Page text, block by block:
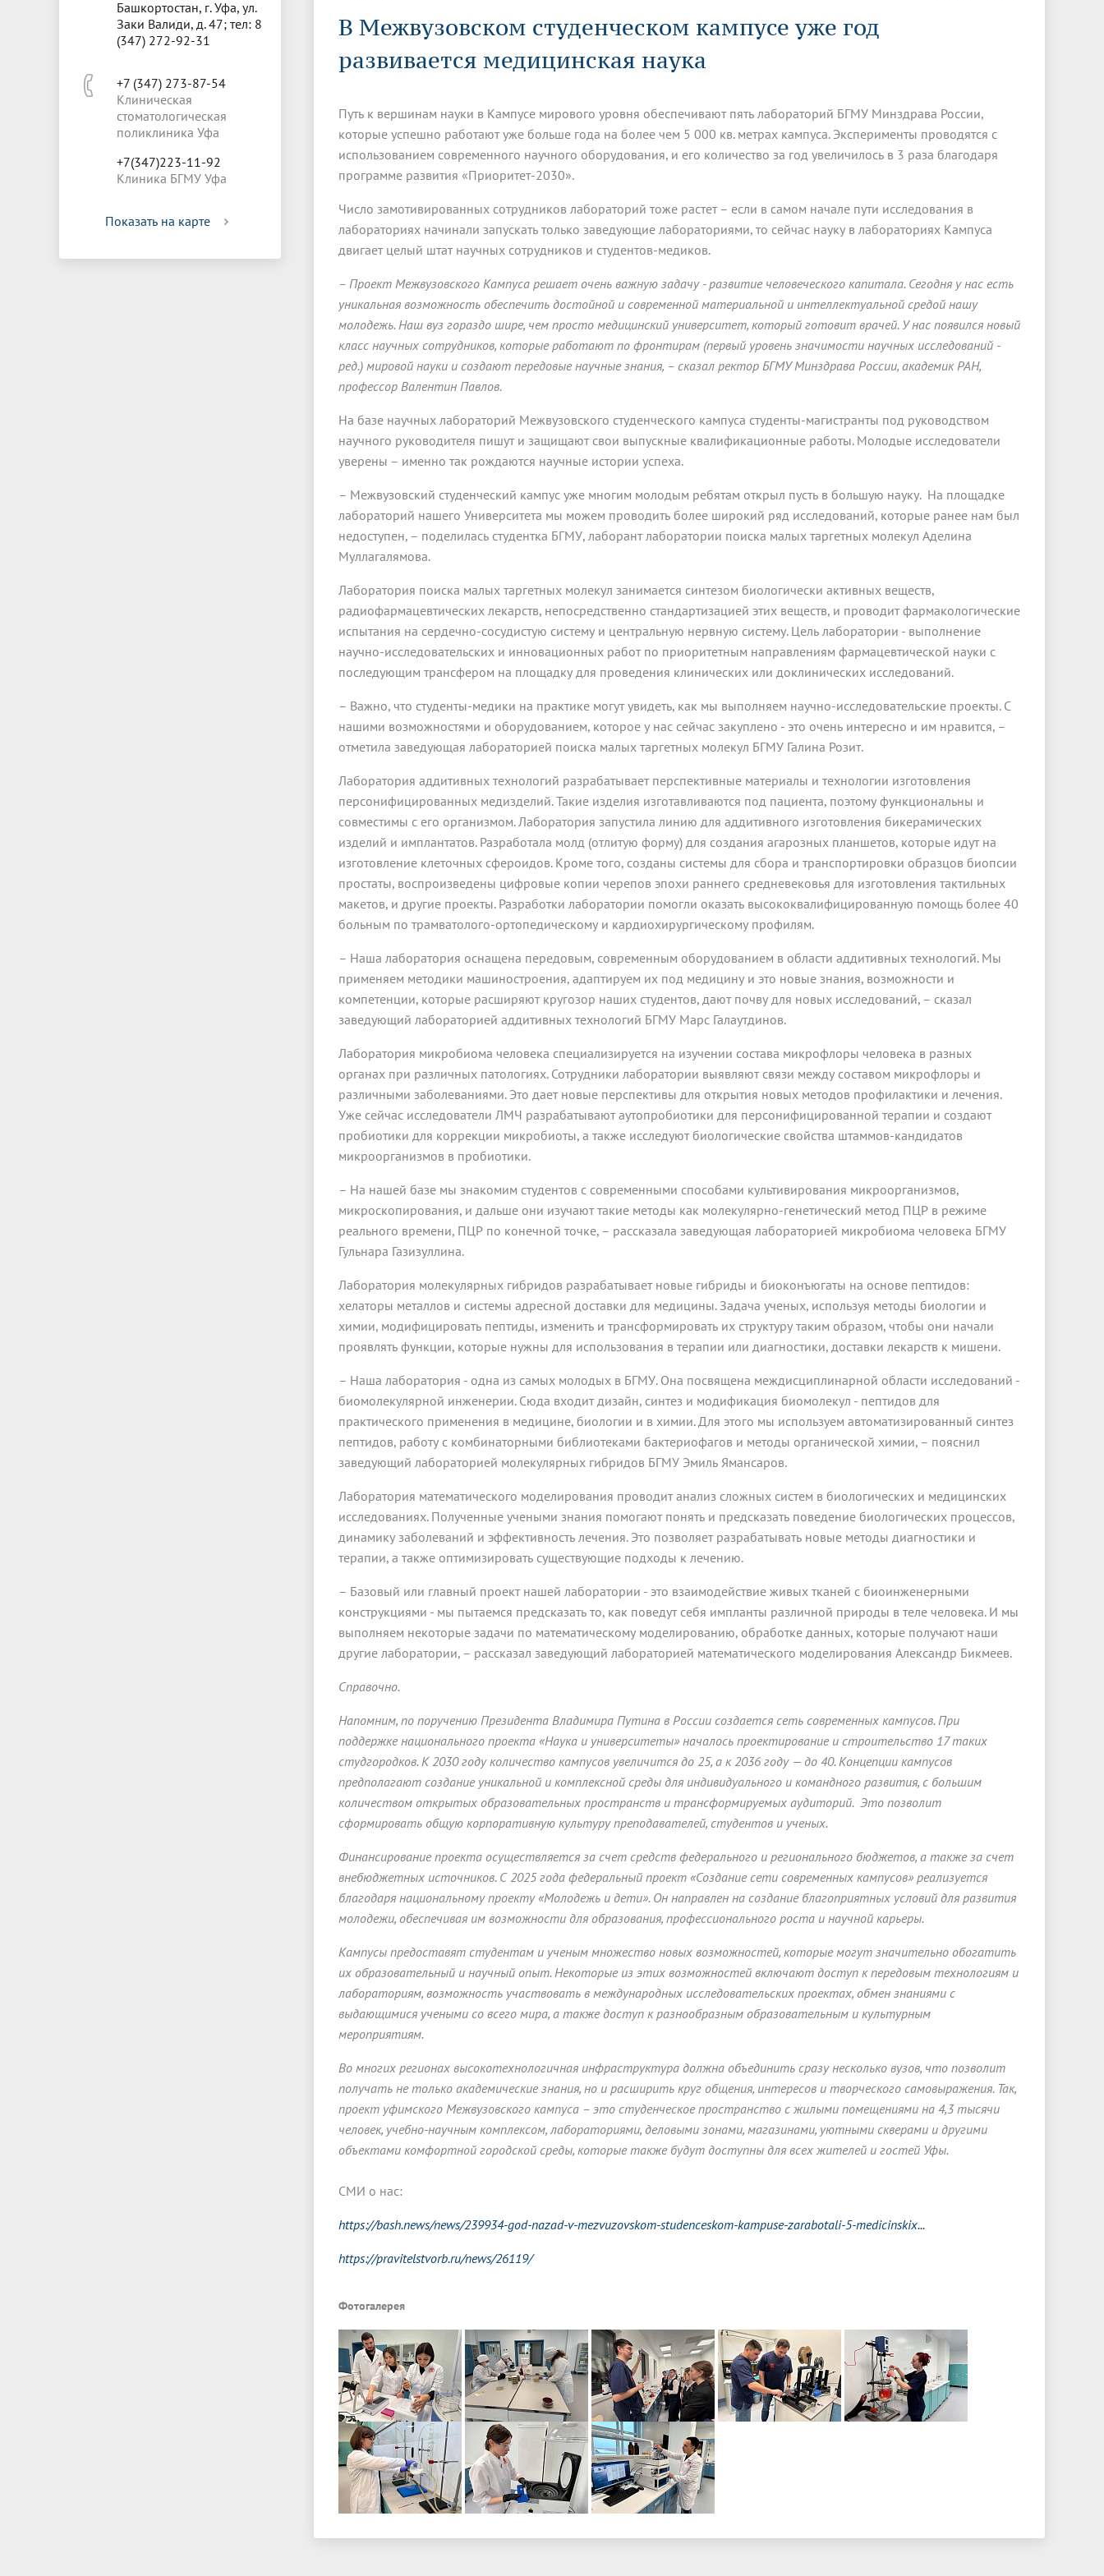
Электронный ящик доверия
Комплексная программа развития
БГМУ
Антитеррор
Сведения об образовательной
организации
Обращение граждан Фотогалерея
Видеогалерея
Эндаумент
Вопрос-ответ
Управление международной
деятельности
Федеральный аккредитационный
центр
Научно-образовательный
медицинский кластер
«Нижневолжский»
Государственная итоговая аттестация
Информация для инвалидов и лиц с
ограниченными возможностями
Информация для студентов Я-профессионал
Всероссийская студенческая
олимпиада по хирургии с
международным участием
Медицинский инспектор
Онлайн обучение
Социальная работа в системе
Электронная учебная библиотека
образования
Профессиональное обучение
проекты
здравоохранения
Итоги научно-исследовательской
работы
Клинические исследования и
испытания, ЛЭК
Диссертационные советы
Докторантура
Аспирантура
Конференции и форумы
Проблемные научные комиссии
БГМУ в рейтингах университетов
Управление инновационной
деятельности
Публикационная активность
Институт урологии и клинической
Репозиторий БГМУ Евразийский НОЦ
Санаторий-профилакторий БГМУ
Совет обучающихся
Ассоциация выпускников Работа музеев на кафедрах
Выпускники БГМУ – ветераны ВОВ
Медиа центр БГМУ - ВУЗ здорового образа жизни
Жизнь иностранных студентов БГМУ
Великой Отечественной войне
Первых» БГМУ
Альманах "Исторический вестник"
Башкортостан, г. Уфа, ул.
Заки Валиди, д. 47; тел: 8
(347) 272-92-31
+7 (347) 273-87-54
Клиническая
стоматологическая
поликлиника Уфа
+7(347)223-11-92
Клиника БГМУ Уфа
Показать на карте
В Межвузовском студенческом кампусе уже год
развивается медицинская наука
Путь к вершинам науки в Кампусе мирового уровня обеспечивают пять лабораторий БГМУ Минздрава России,
которые успешно работают уже больше года на более чем 5 000 кв. метрах кампуса. Эксперименты проводятся с
использованием современного научного оборудования, и его количество за год увеличилось в 3 раза благодаря
программе развития «Приоритет-2030».
Число замотивированных сотрудников лабораторий тоже растет – если в самом начале пути исследования в
лабораториях начинали запускать только заведующие лабораториями, то сейчас науку в лабораториях Кампуса
двигает целый штат научных сотрудников и студентов-медиков.
– Проект Межвузовского Кампуса решает очень важную задачу - развитие человеческого капитала. Сегодня у нас есть
уникальная возможность обеспечить достойной и современной материальной и интеллектуальной средой нашу
молодежь. Наш вуз гораздо шире, чем просто медицинский университет, который готовит врачей. У нас появился новый
класс научных сотрудников, которые работают по фронтирам (первый уровень значимости научных исследований -
ред.) мировой науки и создают передовые научные знания, – сказал ректор БГМУ Минздрава России, академик РАН,
профессор Валентин Павлов.
На базе научных лабораторий Межвузовского студенческого кампуса студенты-магистранты под руководством
научного руководителя пишут и защищают свои выпускные квалификационные работы. Молодые исследователи
уверены – именно так рождаются научные истории успеха.
– Межвузовский студенческий кампус уже многим молодым ребятам открыл пусть в большую науку. На площадке
лабораторий нашего Университета мы можем проводить более широкий ряд исследований, которые ранее нам был
недоступен, – поделилась студентка БГМУ, лаборант лаборатории поиска малых таргетных молекул Аделина
Муллагалямова.
Лаборатория поиска малых таргетных молекул занимается синтезом биологически активных веществ,
радиофармацевтических лекарств, непосредственно стандартизацией этих веществ, и проводит фармакологические
испытания на сердечно-сосудистую систему и центральную нервную систему. Цель лаборатории - выполнение
научно-исследовательских и инновационных работ по приоритетным направлениям фармацевтической науки с
последующим трансфером на площадку для проведения клинических или доклинических исследований.
– Важно, что студенты-медики на практике могут увидеть, как мы выполняем научно-исследовательские проекты. С
нашими возможностями и оборудованием, которое у нас сейчас закуплено - это очень интересно и им нравится, –
отметила заведующая лабораторией поиска малых таргетных молекул БГМУ Галина Розит.
Лаборатория аддитивных технологий разрабатывает перспективные материалы и технологии изготовления
персонифицированных медизделий. Такие изделия изготавливаются под пациента, поэтому функциональны и
совместимы с его организмом. Лаборатория запустила линию для аддитивного изготовления бикерамических
изделий и имплантатов. Разработала молд (отлитую форму) для создания агарозных планшетов, которые идут на
изготовление клеточных сфероидов. Кроме того, созданы системы для сбора и транспортировки образцов биопсии
простаты, воспроизведены цифровые копии черепов эпохи раннего средневековья для изготовления тактильных
макетов, и другие проекты. Разработки лаборатории помогли оказать высококвалифицированную помощь более 40
больным по трамватолого-ортопедическому и кардиохирургическому профилям.
– Наша лаборатория оснащена передовым, современным оборудованием в области аддитивных технологий. Мы
применяем методики машиностроения, адаптируем их под медицину и это новые знания, возможности и
компетенции, которые расширяют кругозор наших студентов, дают почву для новых исследований, – сказал
заведующий лабораторией аддитивных технологий БГМУ Марс Галаутдинов.
Лаборатория микробиома человека специализируется на изучении состава микрофлоры человека в разных
органах при различных патологиях. Сотрудники лаборатории выявляют связи между составом микрофлоры и
различными заболеваниями. Это дает новые перспективы для открытия новых методов профилактики и лечения.
Уже сейчас исследователи ЛМЧ разрабатывают аутопробиотики для персонифицированной терапии и создают
пробиотики для коррекции микробиоты, а также исследуют биологические свойства штаммов-кандидатов
микроорганизмов в пробиотики.
– На нашей базе мы знакомим студентов с современными способами культивирования микроорганизмов,
микроскопирования, и дальше они изучают такие методы как молекулярно-генетический метод ПЦР в режиме
реального времени, ПЦР по конечной точке, – рассказала заведующая лабораторией микробиома человека БГМУ
Гульнара Газизуллина.
Лаборатория молекулярных гибридов разрабатывает новые гибриды и биоконъюгаты на основе пептидов:
хелаторы металлов и системы адресной доставки для медицины. Задача ученых, используя методы биологии и
химии, модифицировать пептиды, изменить и трансформировать их структуру таким образом, чтобы они начали
проявлять функции, которые нужны для использования в терапии или диагностики, доставки лекарств к мишени.
– Наша лаборатория - одна из самых молодых в БГМУ. Она посвящена междисциплинарной области исследований -
биомолекулярной инженерии. Сюда входит дизайн, синтез и модификация биомолекул - пептидов для
практического применения в медицине, биологии и в химии. Для этого мы используем автоматизированный синтез
пептидов, работу с комбинаторными библиотеками бактериофагов и методы органической химии, – пояснил
заведующий лабораторией молекулярных гибридов БГМУ Эмиль Ямансаров.
Лаборатория математического моделирования проводит анализ сложных систем в биологических и медицинских
исследованиях. Полученные учеными знания помогают понять и предсказать поведение биологических процессов,
динамику заболеваний и эффективность лечения. Это позволяет разрабатывать новые методы диагностики и
терапии, а также оптимизировать существующие подходы к лечению.
– Базовый или главный проект нашей лаборатории - это взаимодействие живых тканей с биоинженерными
конструкциями - мы пытаемся предсказать то, как поведут себя импланты различной природы в теле человека. И мы
выполняем некоторые задачи по математическому моделированию, обработке данных, которые получают наши
другие лаборатории, – рассказал заведующий лабораторией математического моделирования Александр Бикмеев.
Справочно.
Напомним, по поручению Президента Владимира Путина в России создается сеть современных кампусов. При
поддержке национального проекта «Наука и университеты» началось проектирование и строительство 17 таких
студгородков. К 2030 году количество кампусов увеличится до 25, а к 2036 году — до 40. Концепции кампусов
предполагают создание уникальной и комплексной среды для индивидуального и командного развития, с большим
количеством открытых образовательных пространств и трансформируемых аудиторий. Это позволит
сформировать общую корпоративную культуру преподавателей, студентов и ученых.
Финансирование проекта осуществляется за счет средств федерального и регионального бюджетов, а также за счет
внебюджетных источников. С 2025 года федеральный проект «Создание сети современных кампусов» реализуется
благодаря национальному проекту «Молодежь и дети». Он направлен на создание благоприятных условий для развития
молодежи, обеспечивая им возможности для образования, профессионального роста и научной карьеры.
Кампусы предоставят студентам и ученым множество новых возможностей, которые могут значительно обогатить
их образовательный и научный опыт. Некоторые из этих возможностей включают доступ к передовым технологиям и
лабораториям, возможность участвовать в международных исследовательских проектах, обмен знаниями с
выдающимися учеными со всего мира, а также доступ к разнообразным образовательным и культурным
мероприятиям.
Во многих регионах высокотехнологичная инфраструктура должна объединить сразу несколько вузов, что позволит
получать не только академические знания, но и расширить круг общения, интересов и творческого самовыражения. Так,
проект уфимского Межвузовского кампуса – это студенческое пространство с жилыми помещениями на 4,3 тысячи
человек, учебно-научным комплексом, лабораториями, деловыми зонами, магазинами, уютными скверами и другими
объектами комфортной городской среды, которые также будут доступны для всех жителей и гостей Уфы.
СМИ о нас:
https://bash.news/news/239934-god-nazad-v-mezvuzovskom-studenceskom-kampuse-zarabotali-5-medicinskix...
https://pravitelstvorb.ru/news/26119/
Фотогалерея